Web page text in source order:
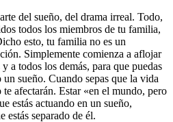
del sueño, del drama irreal. Todo,
todos los miembros de tu familia,
esto, tu familia no es un
Simplemente comienza a aflojar
a todos los demás, para que puedas
sueño. Cuando sepas que la vida
afectarán. Estar «en el mundo, pero
estás actuando en un sueño,
estás separado de él.